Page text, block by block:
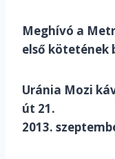
Meghívó a
első
Uránia Mozi
út 21.
2013.